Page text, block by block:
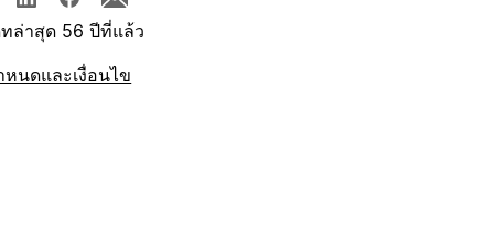
ทล่าสุด 56 ปีที่แล้ว
นดและเงื่อนไข